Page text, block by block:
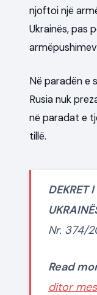
njoftoi një
Ukrainës, pas
Në paradën e
Rusia nuk
në paradat e
tillë.
DEKRET
Nr. 374/
Read
ditor